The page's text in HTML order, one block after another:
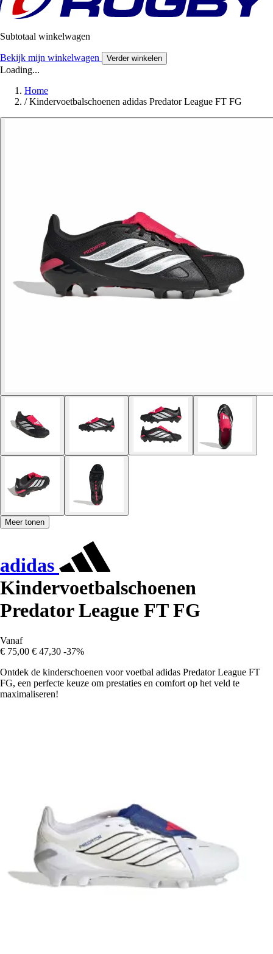
Subtotaal winkelwagen
Bekijk mijn winkelwagen Verder winkelen
Loading...
Home
/ Kindervoetbalschoenen adidas Predator League FT FG
Meer tonen
adidas
Kindervoetbalschoenen
Predator League FT FG
Vanaf
€ 75,00 € 47,30 -37%
Ontdek de kinderschoenen voor voetbal adidas Predator League FT
FG, een perfecte keuze om prestaties en comfort op het veld te
maximaliseren!